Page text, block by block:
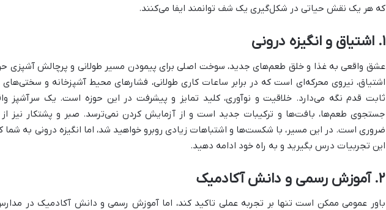
که هر یک نقش حیاتی در شکل‌گیری یک شف توانمند ایفا می‌کنند.
۱. اشتیاق و انگیزه درونی
عشق واقعی به غذا و خلق طعم‌های جدید، سوخت اصلی برای پیمودن مسیر طولانی و پرچالش آشپزی
اشتیاق، نیروی محرکه‌ای است که در برابر ساعات کاری طولانی، فشارهای محیط آشپزخانه و سختی‌های
ثابت قدم نگه می‌دارد. خلاقیت و نوآوری، کلید تمایز و پیشرفت در این حوزه است. یک سرآشپز
جستجوی طعم‌ها، بافت‌ها و ترکیبات جدید است و از آزمایش کردن نمی‌ترسد. صبر و پشتکار نیز از
ضروری است. در این مسیر، با شکست‌ها و اشتباهات زیادی روبرو خواهید شد، اما انگیزه درونی به شما
این تجربیات درس بگیرید و به راه خود ادامه دهید.
۲. آموزش رسمی و دانش آکادمیک
باور عمومی ممکن است تنها بر تجربه عملی تاکید کند، اما آموزش رسمی و دانش آکادمیک در